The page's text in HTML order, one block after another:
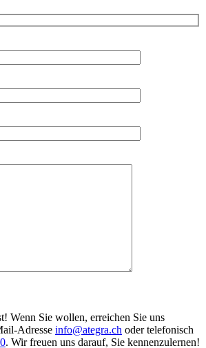
Wenn Sie wollen, erreichen Sie uns
Adresse info@ategra.ch oder telefonisch
. Wir freuen uns darauf, Sie kennenzulernen!